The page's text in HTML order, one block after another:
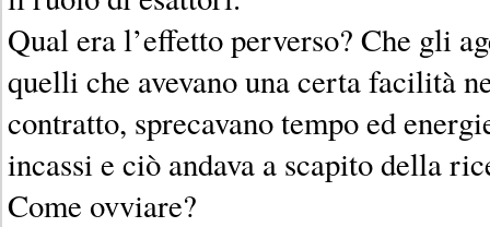
Qual era l’effetto perverso? Che gli
quelli che avevano una certa facilità
contratto, sprecavano tempo ed
incassi e ciò andava a scapito della
Come ovviare?